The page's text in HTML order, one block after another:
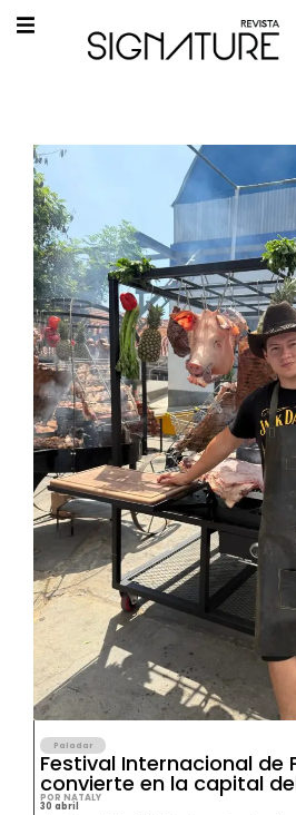
Paladar
Festival Internacional de
convierte en la capital
POR NATALY
30 abril